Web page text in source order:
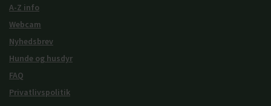
A-Z info
Webcam
Nyhedsbrev
Hunde og husdyr
FAQ
Privatlivspolitik